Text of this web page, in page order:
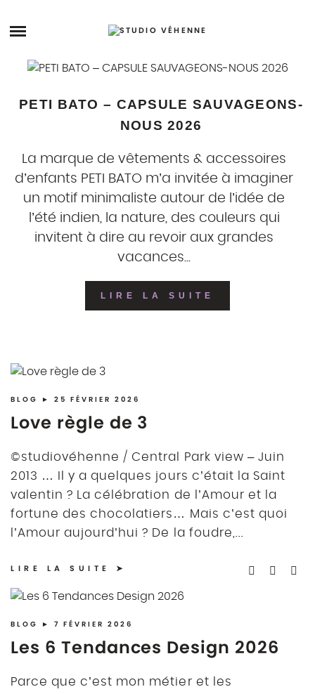
to
STORY
STUDIO
PETI BATO – CAPSULE SAUVAGEONS-
NOUS 2026
La marque de vêtements & accessoires
d’enfants PETI BATO m’a invitée à imaginer
un motif minimaliste autour de l’idée de
l’été indien, la nature, des couleurs qui
invitent à dire au revoir aux grandes
vacances...
LIRE LA SUITE
BLOG ► 25 FÉVRIER 2026
Love règle de 3
©studiovéhenne / Central Park view – Juin
2013 … Il y a quelques jours c’était la Saint
valentin ? La célébration de l’Amour et la
fortune des chocolatiers… Mais c’est quoi
l’Amour aujourd’hui ? De la foudre,...
LIRE LA SUITE
BLOG ► 7 FÉVRIER 2026
Les 6 Tendances Design 2026
Parce que c’est mon métier et les